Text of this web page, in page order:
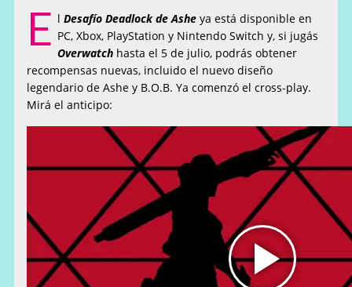
E lDesafío Deadlock de Ashe ya está disponible en
PC, Xbox, PlayStation y Nintendo Switch y, si jugás
Overwatch hasta el 5 de julio, podrás obtener
recompensas nuevas, incluido el nuevo diseño
legendario de Ashe y B.O.B. Ya comenzó el cross-play.
Mirá el anticipo: